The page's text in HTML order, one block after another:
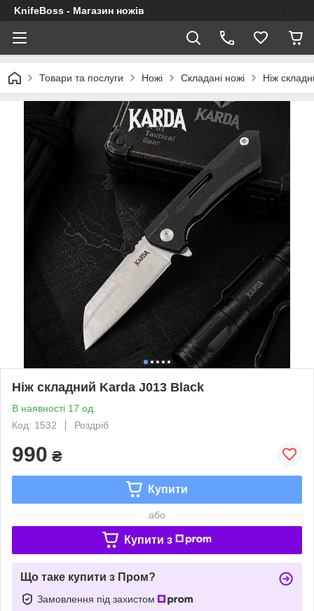
KnifeBoss - Магазин ножів
Товари та послуги Ножі Складані ножі Ніж
Ніж складний Karda J013 Black
В наявності 17 од.
Код: 1532
Роздріб
990 ₴
Купити
або
Купити з
Що таке купити з Пром?
Замовлення під захистом